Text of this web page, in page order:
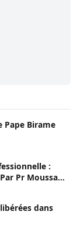
Pape Birame
:
Pr Moussa
dans